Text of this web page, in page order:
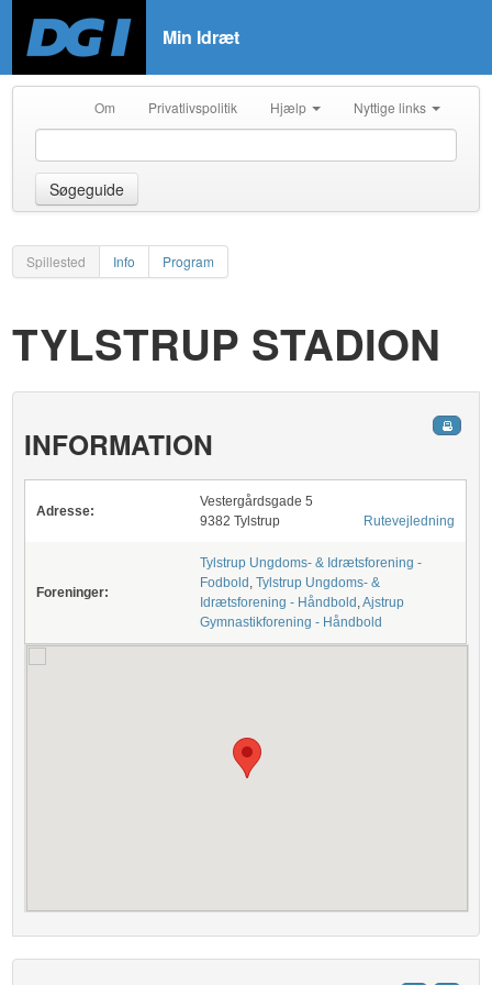
Min Idræt
Om Privatlivspolitik Hjælp Nyttige links
Søgeguide
Spillested Info Program
TYLSTRUP STADION
INFORMATION
Adresse:
Vestergårdsgade 5
9382 Tylstrup
Rutevejledning
Foreninger:
Tylstrup Ungdoms- & Idrætsforening -
Fodbold ,Tylstrup Ungdoms- &
Idrætsforening - Håndbold ,Ajstrup
Gymnastikforening - Håndbold